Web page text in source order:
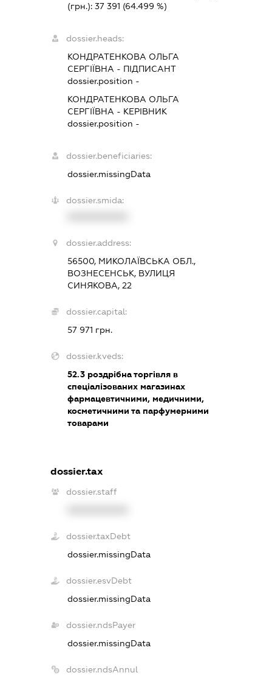
(грн.): 37 391 (64.499 %)
dossier.heads:
КОНДРАТЕНКОВА ОЛЬГА
СЕРГІЇВНА - ПІДПИСАНТ
dossier.position -
КОНДРАТЕНКОВА ОЛЬГА
СЕРГІЇВНА - КЕРІВНИК
dossier.position -
dossier.beneficiaries:
dossier.missingData
dossier.smida:
dossier.address:
56500, МИКОЛАЇВСЬКА ОБЛ.,
ВОЗНЕСЕНСЬК, ВУЛИЦЯ
СИНЯКОВА, 22
dossier.capital:
57 971 грн.
dossier.kveds:
52.3роздрібна торгівля в
спеціалізованих магазинах
фармацевтичними, медичними,
косметичними та парфумерними
товарами
dossier.tax
dossier.staff
dossier.taxDebt
dossier.missingData
dossier.esvDebt
dossier.missingData
dossier.ndsPayer
dossier.missingData
dossier.ndsAnnul